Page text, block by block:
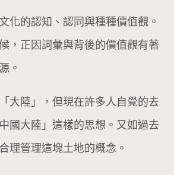
化的認知、認同與種種價值觀。
，正因詞彙與背後的價值觀有著
。
大陸」，但現在許多人自覺的去
國大陸」這樣的思想。又如過去
理管理這塊土地的概念。